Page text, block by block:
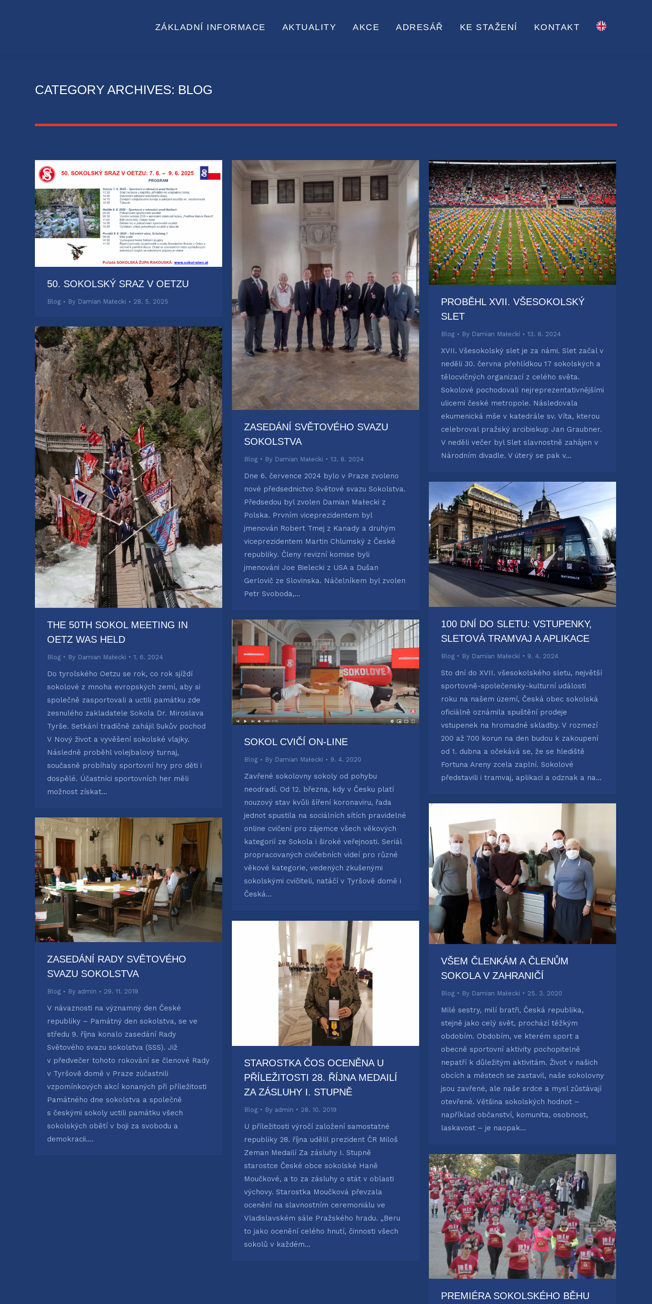
ZÁKLADNÍ INFORMACE AKTUALITY AKCE ADRESÁŘ KE STAŽENÍ KONTAKT
CATEGORY ARCHIVES: BLOG
50. SOKOLSKÝ SRAZ V OETZU
Blog By Damian Małecki 28. 5. 2025
ZASEDÁNÍ SVĚTOVÉHO SVAZU
SOKOLSTVA
Blog By Damian Małecki 13. 8. 2024
Dne 6. července 2024 bylo v Praze zvoleno
nové předsednictvo Světové svazu Sokolstva.
Předsedou byl zvolen Damian Małecki z
Polska. Prvním viceprezidentem byl
jmenován Robert Tmej z Kanady a druhým
viceprezidentem Martin Chlumský z České
republiky. Členy revizní komise byli
jmenováni Joe Bielecki z USA a Dušan
Gerlovič ze Slovinska. Náčelníkem byl zvolen
Petr Svoboda,…
PROBĚHL XVII. VŠESOKOLSKÝ
SLET
Blog By Damian Małecki 13. 8. 2024
XVII. Všesokolský slet je za námi. Slet začal v
neděli 30. června přehlídkou 17 sokolských a
tělocvičných organizací z celého světa.
Sokolové pochodovali nejreprezentativnějšími
ulicemi české metropole. Následovala
ekumenická mše v katedrále sv. Víta, kterou
celebroval pražský arcibiskup Jan Graubner.
V neděli večer byl Slet slavnostně zahájen v
Národním divadle. V úterý se pak v…
THE 50TH SOKOL MEETING IN
OETZ WAS HELD
Blog By Damian Małecki 1. 6. 2024
Do tyrolského Oetzu se rok, co rok sjíždí
sokolové z mnoha evropských zemí, aby si
společně zasportovali a uctili památku zde
zesnulého zakladatele Sokola Dr. Miroslava
Tyrše. Setkání tradičně zahájil Sukův pochod
V Nový život a vyvěšení sokolské vlajky.
Následně proběhl volejbalový turnaj,
současně probíhaly sportovní hry pro děti i
dospělé. Účastníci sportovních her měli
možnost získat…
100 DNÍ DO SLETU: VSTUPENKY,
SLETOVÁ TRAMVAJ A APLIKACE
Blog By Damian Małecki 9. 4. 2024
Sto dní do XVII. všesokolského sletu, největší
sportovně-společensky-kulturní události
roku na našem území, Česká obec sokolská
oficiálně oznámila spuštění prodeje
vstupenek na hromadné skladby. V rozmezí
200 až 700 korun na den budou k zakoupení
od 1. dubna a očekává se, že se hlediště
Fortuna Areny zcela zaplní. Sokolové
představili i tramvaj, aplikaci a odznak a na…
SOKOL CVIČÍ ON-LINE
Blog By Damian Małecki 9. 4. 2020
Zavřené sokolovny sokoly od pohybu
neodradí. Od 12. března, kdy v Česku platí
nouzový stav kvůli šíření koronaviru, řada
jednot spustila na sociálních sítích pravidelné
online cvičení pro zájemce všech věkových
kategorií ze Sokola i široké veřejnosti. Seriál
propracovaných cvičebních videí pro různé
věkové kategorie, vedených zkušenými
sokolskými cvičiteli, natáčí v Tyršově domě i
Česká…
VŠEM ČLENKÁM A ČLENŮM
SOKOLA V ZAHRANIČÍ
Blog By Damian Małecki 25. 3. 2020
Milé sestry, milí bratři, Česká republika,
stejně jako celý svět, prochází těžkým
obdobím. Obdobím, ve kterém sport a
obecně sportovní aktivity pochopitelně
nepatří k důležitým aktivitám. Život v našich
obcích a městech se zastavil, naše sokolovny
jsou zavřené, ale naše srdce a mysl zůstávají
otevřené. Většina sokolských hodnot –
například občanství, komunita, osobnost,
laskavost – je naopak…
ZASEDÁNÍ RADY SVĚTOVÉHO
SVAZU SOKOLSTVA
Blog By admin 29. 11. 2019
V návaznosti na významný den České
republiky – Památný den sokolstva, se ve
středu 9. října konalo zasedání Rady
Světového svazu sokolstva (SSS). Již
v předvečer tohoto rokování se členové Rady
v Tyršově domě v Praze zúčastnili
vzpomínkových akcí konaných při příležitosti
Památného dne sokolstva a společně
s českými sokoly uctili památku všech
sokolských obětí v boji za svobodu a
demokracii.…
STAROSTKA ČOS OCENĚNA U
PŘÍLEŽITOSTI 28. ŘÍJNA MEDAILÍ
ZA ZÁSLUHY I. STUPNĚ
Blog By admin 28. 10. 2019
U příležitosti výročí založení samostatné
republiky 28. října udělil prezident ČR Miloš
Zeman Medailí Za zásluhy I. Stupně
starostce České obce sokolské Haně
Moučkové, a to za zásluhy o stát v oblasti
výchovy. Starostka Moučková převzala
ocenění na slavnostním ceremoniálu ve
Vladislavském sále Pražského hradu. „Beru
to jako ocenění celého hnutí, činnosti všech
sokolů v každém…
PREMIÉRA SOKOLSKÉHO BĚHU